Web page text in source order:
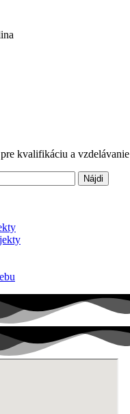
kvalifikáciu a vzdelávanie